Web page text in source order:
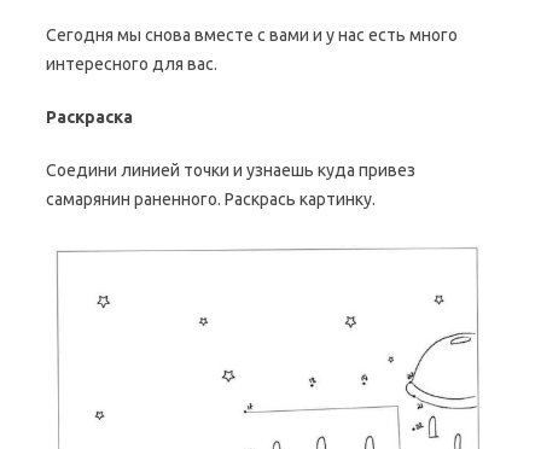
Сегодня мы снова вместе с вами и у нас есть много
интересного для вас.
Раскраска
Соедини линией точки и узнаешь куда привез
самарянин раненного. Раскрась картинку.